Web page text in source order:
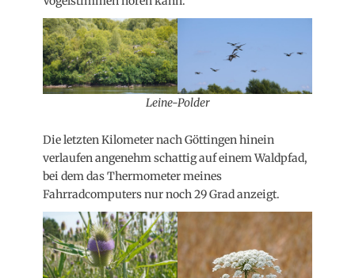
Leine-Polder
Die letzten Kilometer nach Göttingen hinein
verlaufen angenehm schattig auf einem Waldpfad,
bei dem das Thermometer meines
Fahrradcomputers nur noch 29 Grad anzeigt.